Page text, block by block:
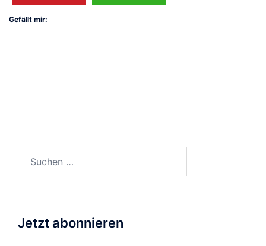
Gefällt mir:
nach:
Jetzt abonnieren